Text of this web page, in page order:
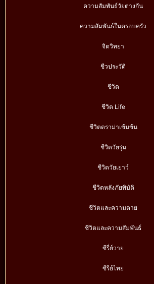
ความสัมพันธ์วัยต่างกัน
ความสัมพันธ์ในครอบครัว
จิตวิทยา
ชีวประวัติ
ชีวิต
ชีวิต Life
ชีวิตดราม่าเข้มข้น
ชีวิตวัยรุ่น
ชีวิตวัยเยาว์
ชีวิตหลังภัยพิบัติ
ชีวิตและความตาย
ชีวิตและความสัมพันธ์
ซีรี่ย์วาย
ซีรีย์ไทย